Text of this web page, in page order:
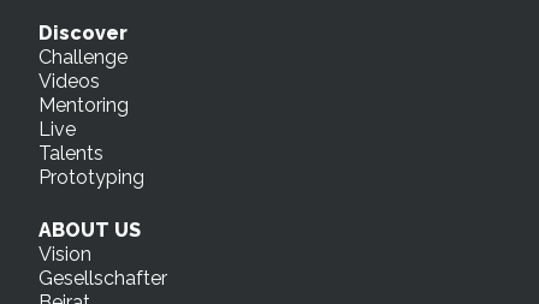
Discover
Challenge
Videos
Mentoring
Live
Talents
Prototyping
ABOUT US
Vision
Gesellschafter